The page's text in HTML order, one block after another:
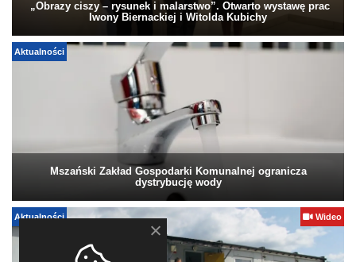
„Obrazy ciszy – rysunek i malarstwo”. Otwarto wystawę prac
Iwony Biernackiej i Witolda Kubichy
Aktualności
Mszański Zakład Gospodarki Komunalnej ogranicza
dystrybucję wody
Aktualności Wideo